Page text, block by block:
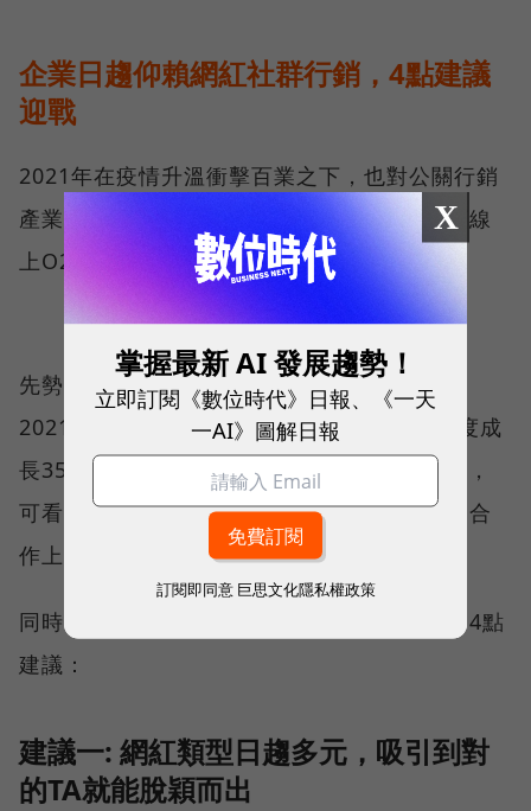
企業日趨仰賴網紅社群行銷，4點建議
迎戰
2021年在疫情升溫衝擊百業之下，也對公關行銷
產業帶來了深遠的影響，實體活動縮減，線下線
上O2O串聯比例持續提升。
先勢集團董事總經理廖舒雁表示，以先勢集團
2021年所執行的活動來說，O2O行銷活動年度成
長35%，而KOL的活動參與提升佔比達到40%，
可看出社群網紅與企業品牌在行銷溝通或活動合
作上皆日趨緊密。
同時，企業該如何投入社群網紅行銷？她提出4點
建議：
建議一: 網紅類型日趨多元，吸引到對
的TA就能脫穎而出
X
掌握最新 AI 發展趨勢！
立即訂閱《數位時代》日報、《一天
一AI》圖解日報
訂閱即同意 巨思文化隱私權政策